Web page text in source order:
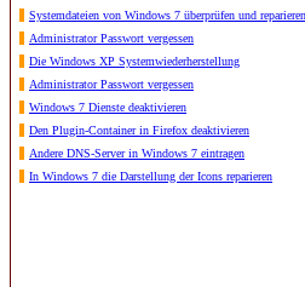
Systemdateien von Windows 7 überprüfen und reparieren
Administrator Passwort vergessen
Die Windows XP Systemwiederherstellung
Administrator Passwort vergessen
Windows 7 Dienste deaktivieren
Den Plugin-Container in Firefox deaktivieren
Andere DNS-Server in Windows 7 eintragen
In Windows 7 die Darstellung der Icons reparieren